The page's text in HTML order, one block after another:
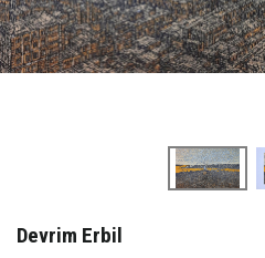
Devrim Erbil